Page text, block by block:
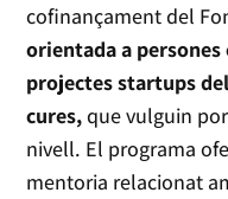
cofinançament del
orientada a
projectes startups
cures,que vulguin
nivell. El programa
mentoria relacionat